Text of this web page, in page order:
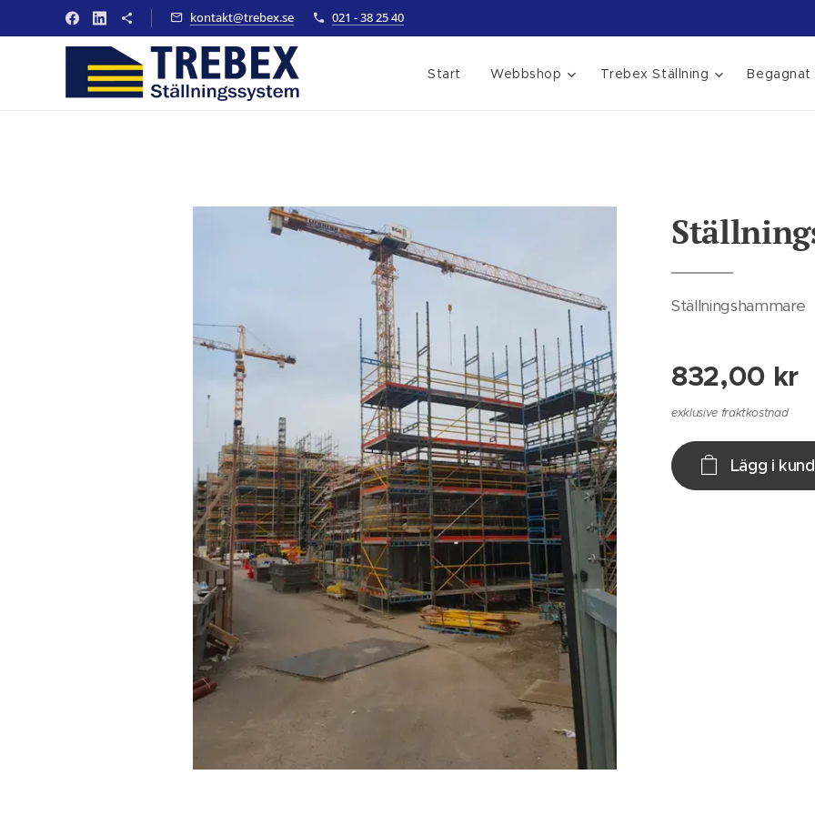
kontakt@trebex.se 021 - 38 25 40
Start Webbshop Trebex Ställning Begagnat
Ställningshammare
832,00 kr
exklusive fraktkostnad
Lägg i